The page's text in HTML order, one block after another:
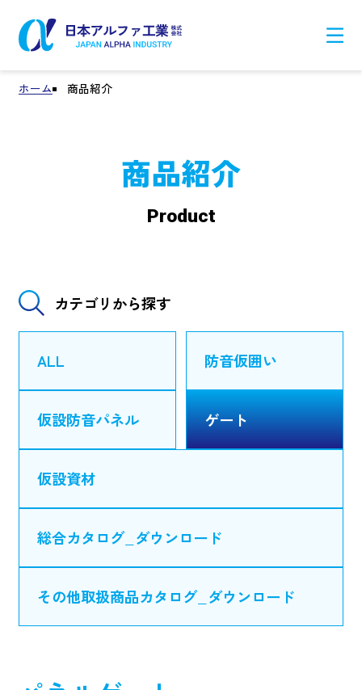
ホーム 商品紹介
商品紹介
Product
カテゴリから探す
ALL 防音仮囲い
仮設防音パネル ゲート
仮設資材
総合カタログ_ダウンロード
その他取扱商品カタログ_ダウンロード